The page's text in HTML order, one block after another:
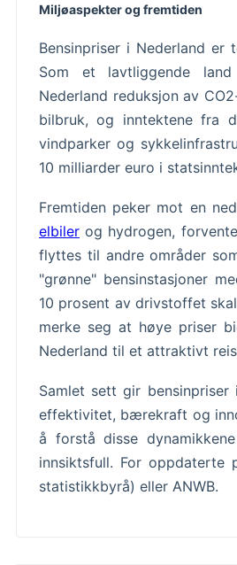
Miljøaspekter og fremtiden
Bensinpriser i Nederland
Som et lavtliggende
Nederland reduksjon av
bilbruk, og inntektene fra
vindparker og
10 milliarder euro i
Fremtiden peker mot en
elbiler og hydrogen,
flyttes til andre områder
"grønne" bensinstasjoner
10 prosent av drivstoffet
merke seg at høye priser
Nederland til et attraktivt
Samlet sett gir
effektivitet, bærekraft og
å forstå disse
innsiktsfull. For oppdaterte
statistikkbyrå) eller ANWB.